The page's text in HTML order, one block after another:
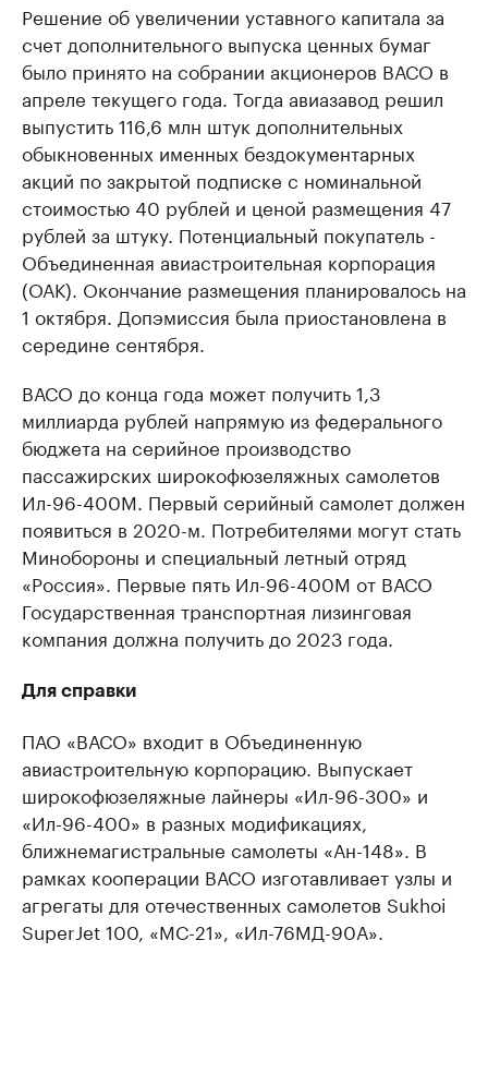
Решение об увеличении уставного капитала за
счет дополнительного выпуска ценных бумаг
было принято на собрании акционеров ВАСО в
апреле текущего года. Тогда авиазавод решил
выпустить 116,6 млн штук дополнительных
обыкновенных именных бездокументарных
акций по закрытой подписке с номинальной
стоимостью 40 рублей и ценой размещения 47
рублей за штуку. Потенциальный покупатель -
Объединенная авиастроительная корпорация
(ОАК). Окончание размещения планировалось на
1 октября. Допэмиссия была приостановлена в
середине сентября.
ВАСО до конца года может получить 1,3
миллиарда рублей напрямую из федерального
бюджета на серийное производство
пассажирских широкофюзеляжных самолетов
Ил-96-400М. Первый серийный самолет должен
появиться в 2020-м. Потребителями могут стать
Минобороны и специальный летный отряд
«Россия». Первые пять Ил-96-400М от ВАСО
Государственная транспортная лизинговая
компания должна получить до 2023 года.
Для справки
ПАО «ВАСО» входит в Объединенную
авиастроительную корпорацию. Выпускает
широкофюзеляжные лайнеры «Ил-96-300» и
«Ил-96-400» в разных модификациях,
ближнемагистральные самолеты «Ан-148». В
рамках кооперации ВАСО изготавливает узлы и
агрегаты для отечественных самолетов Sukhoi
SuperJet 100, «МС-21», «Ил-76МД-90А».